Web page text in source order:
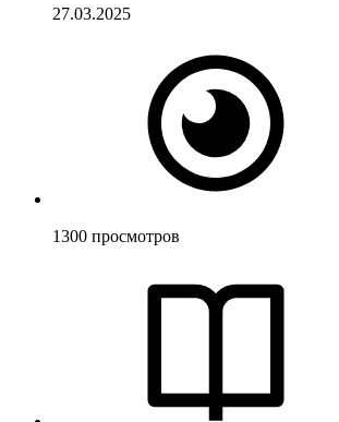
27.03.2025
1300 просмотров